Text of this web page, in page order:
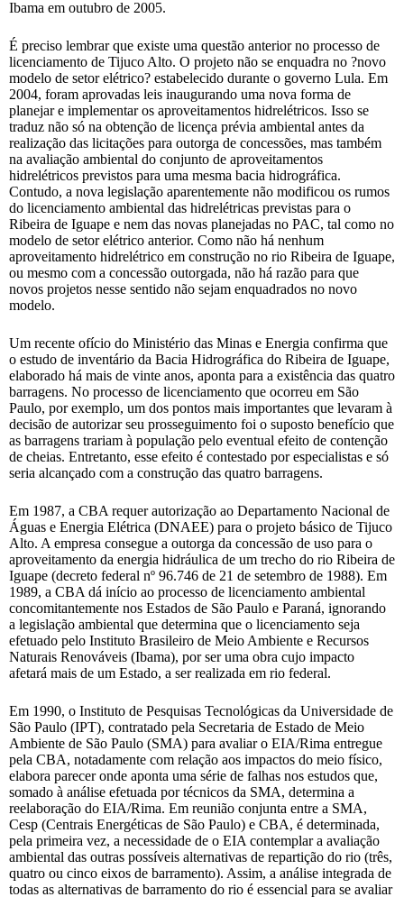
Ibama em outubro de 2005.
É preciso lembrar que existe uma questão anterior no processo de
licenciamento de Tijuco Alto. O projeto não se enquadra no ?novo
modelo de setor elétrico? estabelecido durante o governo Lula. Em
2004, foram aprovadas leis inaugurando uma nova forma de
planejar e implementar os aproveitamentos hidrelétricos. Isso se
traduz não só na obtenção de licença prévia ambiental antes da
realização das licitações para outorga de concessões, mas também
na avaliação ambiental do conjunto de aproveitamentos
hidrelétricos previstos para uma mesma bacia hidrográfica.
Contudo, a nova legislação aparentemente não modificou os rumos
do licenciamento ambiental das hidrelétricas previstas para o
Ribeira de Iguape e nem das novas planejadas no PAC, tal como no
modelo de setor elétrico anterior. Como não há nenhum
aproveitamento hidrelétrico em construção no rio Ribeira de Iguape,
ou mesmo com a concessão outorgada, não há razão para que
novos projetos nesse sentido não sejam enquadrados no novo
modelo.
Um recente ofício do Ministério das Minas e Energia confirma que
o estudo de inventário da Bacia Hidrográfica do Ribeira de Iguape,
elaborado há mais de vinte anos, aponta para a existência das quatro
barragens. No processo de licenciamento que ocorreu em São
Paulo, por exemplo, um dos pontos mais importantes que levaram à
decisão de autorizar seu prosseguimento foi o suposto benefício que
as barragens trariam à população pelo eventual efeito de contenção
de cheias. Entretanto, esse efeito é contestado por especialistas e só
seria alcançado com a construção das quatro barragens.
Em 1987, a CBA requer autorização ao Departamento Nacional de
Águas e Energia Elétrica (DNAEE) para o projeto básico de Tijuco
Alto. A empresa consegue a outorga da concessão de uso para o
aproveitamento da energia hidráulica de um trecho do rio Ribeira de
Iguape (decreto federal nº 96.746 de 21 de setembro de 1988). Em
1989, a CBA dá início ao processo de licenciamento ambiental
concomitantemente nos Estados de São Paulo e Paraná, ignorando
a legislação ambiental que determina que o licenciamento seja
efetuado pelo Instituto Brasileiro de Meio Ambiente e Recursos
Naturais Renováveis (Ibama), por ser uma obra cujo impacto
afetará mais de um Estado, a ser realizada em rio federal.
Em 1990, o Instituto de Pesquisas Tecnológicas da Universidade de
São Paulo (IPT), contratado pela Secretaria de Estado de Meio
Ambiente de São Paulo (SMA) para avaliar o EIA/Rima entregue
pela CBA, notadamente com relação aos impactos do meio físico,
elabora parecer onde aponta uma série de falhas nos estudos que,
somado à análise efetuada por técnicos da SMA, determina a
reelaboração do EIA/Rima. Em reunião conjunta entre a SMA,
Cesp (Centrais Energéticas de São Paulo) e CBA, é determinada,
pela primeira vez, a necessidade de o EIA contemplar a avaliação
ambiental das outras possíveis alternativas de repartição do rio (três,
quatro ou cinco eixos de barramento). Assim, a análise integrada de
todas as alternativas de barramento do rio é essencial para se avaliar